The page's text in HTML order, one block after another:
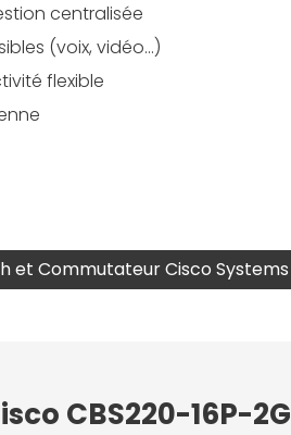
centralisée
(voix, vidéo…)
flexible
et Commutateur Cisco Systems
CBS220-16P-2G